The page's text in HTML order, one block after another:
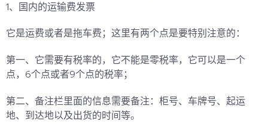
1、国内的运输费发票
它是运费或者是拖车费；这里有两个点是要特别注意的：
第一、它需要有税率的，它不能是零税率，它可以是一个
点， 6个点或者9个点的税率；
第二、 备注栏里面的信息需要备注：柜号、车牌号、起运
地、到达地以及出货的时间等。